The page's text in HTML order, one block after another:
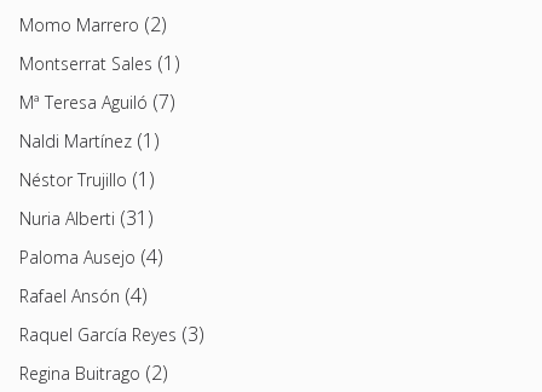
Momo Marrero (2)
Montserrat Sales (1)
Mª Teresa Aguiló (7)
Naldi Martínez (1)
Néstor Trujillo (1)
Nuria Alberti (31)
Paloma Ausejo (4)
Rafael Ansón (4)
Raquel García Reyes (3)
Regina Buitrago (2)